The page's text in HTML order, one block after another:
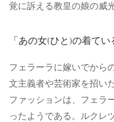
覚に訴える教皇の娘の威
「あの女(ひと)の着てい
フェラーラに嫁いでから
文主義者や芸術家を招い
ファッションは、フェラ
ったようである。ルクレ